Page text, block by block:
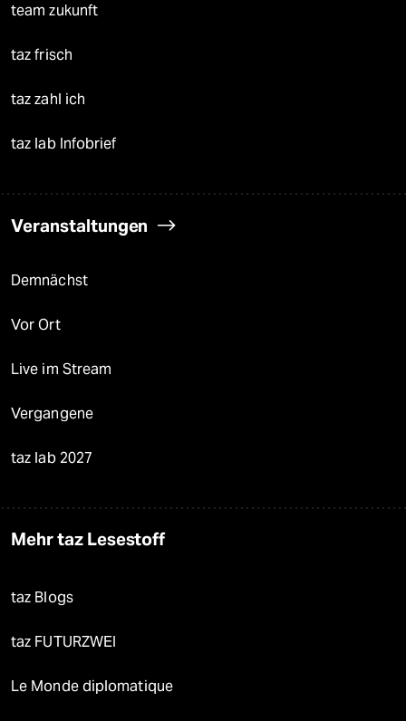
team zukunft
taz frisch
taz zahl ich
taz lab Infobrief
Veranstaltungen
Demnächst
Vor Ort
Live im Stream
Vergangene
taz lab 2027
Mehr taz Lesestoff
taz Blogs
taz FUTURZWEI
Le Monde diplomatique